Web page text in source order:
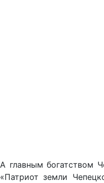
А главным богатством
«Патриот земли